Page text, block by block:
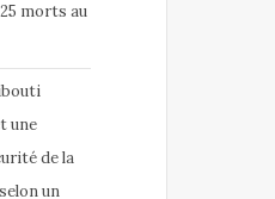
morts au
une
de la
un